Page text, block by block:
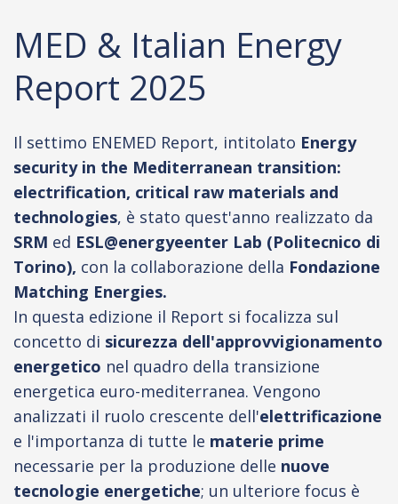
MED & Italian Energy
Report 2025
Il settimo ENEMED Report, intitolato Energy
security in the Mediterranean transition:
electrification, critical raw materials and
technologies, è stato quest'anno realizzato da
SRM ed ESL@energyeenter Lab (Politecnico di
Torino), con la collaborazione della Fondazione
Matching Energies.
In questa edizione il Report si focalizza sul
concetto di sicurezza dell'approvvigionamento
energetico nel quadro della transizione
energetica euro-mediterranea. Vengono
analizzati il ruolo crescente dell'elettrificazione
e l'importanza di tutte le materie prime
necessarie per la produzione delle nuove
tecnologie energetiche; un ulteriore focus è